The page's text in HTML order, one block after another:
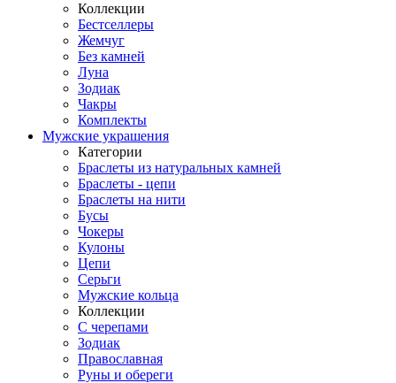
Коллекции
Бестселлеры
Жемчуг
Без камней
Луна
Зодиак
Чакры
Комплекты
Мужские украшения
Категории
Браслеты из натуральных камней
Браслеты - цепи
Браслеты на нити
Бусы
Чокеры
Кулоны
Цепи
Серьги
Мужские кольца
Коллекции
С черепами
Зодиак
Православная
Руны и обереги